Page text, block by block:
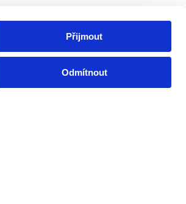
Přijmout
Odmítnout
informace